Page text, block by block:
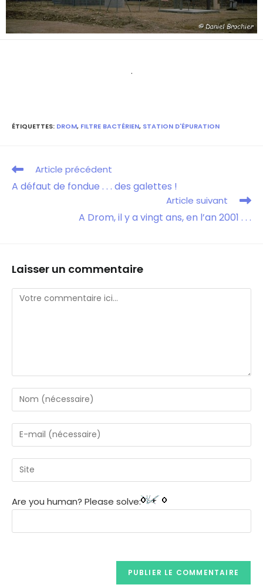
.
ÉTIQUETTES: DROM, FILTRE BACTÉRIEN, STATION D'ÉPURATION
Article précédent
A défaut de fondue . . . des galettes !
Article suivant
A Drom, il y a vingt ans, en l’an 2001 . . .
Laisser un commentaire
Are you human? Please solve: